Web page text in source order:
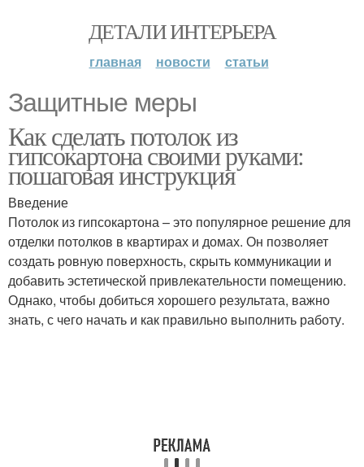
ДЕТАЛИ ИНТЕРЬЕРА
главная новости статьи
Защитные меры
Как сделать потолок из
гипсокартона своими руками:
пошаговая инструкция
Введение
Потолок из гипсокартона – это популярное решение для
отделки потолков в квартирах и домах. Он позволяет
создать ровную поверхность, скрыть коммуникации и
добавить эстетической привлекательности помещению.
Однако, чтобы добиться хорошего результата, важно
знать, с чего начать и как правильно выполнить работу.